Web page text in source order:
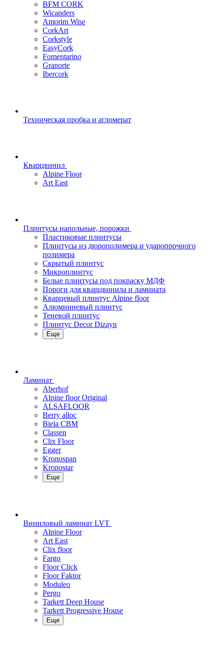
BFM CORK
Wicanders
Amorim Wise
CorkArt
Corkstyle
EasyCork
Fomentarino
Granorte
Ibercork
Техническая пробка и агломерат
Кварцвинил
Alpine Floor
Art East
Плинтусы напольные, порожки
Пластиковые плинтусы
Плинтусы из дюрополимера и ударопрочного
полимера
Скрытый плинтус
Микроплинтус
Белые плинтусы под покраску МДФ
Пороги для кварцвинила и ламината
Кварцевый плинтус Alpine floor
Алюминиевый плинтус
Теневой плинтус
Плинтус Decor Dizayn
Еще
Ламинат
Aberhof
Alpine floor Original
ALSAFLOOR
Berry alloc
Biela CBM
Classen
Clix Floor
Egger
Kronospan
Kronostar
Еще
Виниловый ламинат LVT
Alpine Floor
Art East
Clix floor
Fargo
Floor Click
Floor Faktor
Moduleo
Pergo
Tarkett Deep House
Tarkett Progressive House
Еще